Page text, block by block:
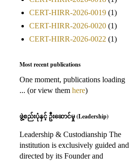
CERT-HIRR-2026-0019 (1)
CERT-HIRR-2026-0020 (1)
CERT-HIRR-2026-0022 (1)
Most recent publications
One moment, publications loading
... (or view them here)
ဖွဲ့စည်းပုံနှင့် ဦးဆောင်မှု (Leadership)
Leadership & Custodianship The
institution is exclusively guided and
directed by its Founder and